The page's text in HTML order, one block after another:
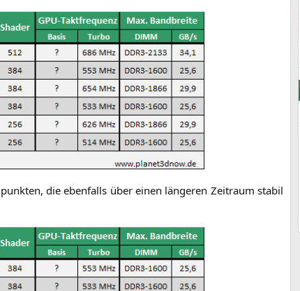
die eben­falls über einen län­ge­ren Zeit­raum sta­bil